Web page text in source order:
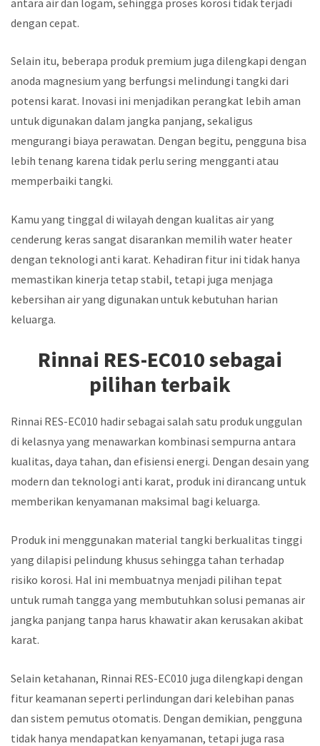
dengan cepat.
Selain itu, beberapa produk premium juga dilengkapi dengan
anoda magnesium yang berfungsi melindungi tangki dari
potensi karat. Inovasi ini menjadikan perangkat lebih aman
untuk digunakan dalam jangka panjang, sekaligus
mengurangi biaya perawatan. Dengan begitu, pengguna bisa
lebih tenang karena tidak perlu sering mengganti atau
memperbaiki tangki.
Kamu yang tinggal di wilayah dengan kualitas air yang
cenderung keras sangat disarankan memilih water heater
dengan teknologi anti karat. Kehadiran fitur ini tidak hanya
memastikan kinerja tetap stabil, tetapi juga menjaga
kebersihan air yang digunakan untuk kebutuhan harian
keluarga.
Rinnai RES-EC010 sebagai
pilihan terbaik
Rinnai RES-EC010 hadir sebagai salah satu produk unggulan
di kelasnya yang menawarkan kombinasi sempurna antara
kualitas, daya tahan, dan efisiensi energi. Dengan desain yang
modern dan teknologi anti karat, produk ini dirancang untuk
memberikan kenyamanan maksimal bagi keluarga.
Produk ini menggunakan material tangki berkualitas tinggi
yang dilapisi pelindung khusus sehingga tahan terhadap
risiko korosi. Hal ini membuatnya menjadi pilihan tepat
untuk rumah tangga yang membutuhkan solusi pemanas air
jangka panjang tanpa harus khawatir akan kerusakan akibat
karat.
Selain ketahanan, Rinnai RES-EC010 juga dilengkapi dengan
fitur keamanan seperti perlindungan dari kelebihan panas
dan sistem pemutus otomatis. Dengan demikian, pengguna
tidak hanya mendapatkan kenyamanan, tetapi juga rasa